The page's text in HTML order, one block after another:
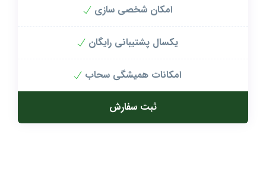
امکان شخصی سازی
یکسال پشتیبانی رایگان
امکانات همیشگی سحاب
ثبت سفارش